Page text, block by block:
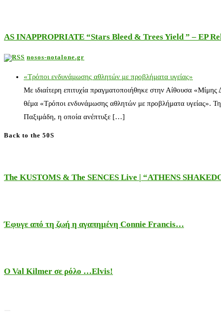
AS INAPPROPRIATE “Stars Bleed & Trees Yield ” – EP
nosos-notalone.gr
«Τρόποι ενδυνάμωσης αθλητών με προβλήματα υγείας»
Με ιδιαίτερη επιτυχία πραγματοποιήθηκε στην Αίθουσα
θέμα «Τρόποι ενδυνάμωσης αθλητών με προβλήματα υγείας».
Παξιμάδη, η οποία ανέπτυξε […]
Back to the 50S
The KUSTOMS & The SENCES Live | “ATHENS
Έφυγε από τη ζωή η αγαπημένη Connie Francis…
Ο Val Kilmer σε ρόλο …Elvis!